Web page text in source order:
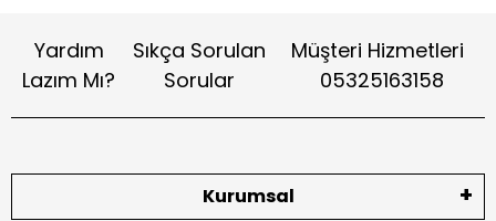
Yardım
Lazım Mı?
Sıkça Sorulan
Sorular
Müşteri Hizmetleri
05325163158
Kurumsal